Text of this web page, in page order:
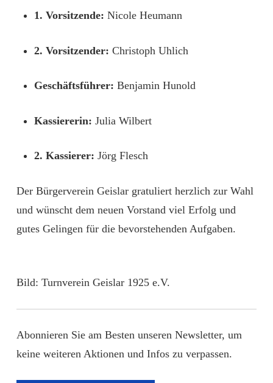
1. Vorsitzende: Nicole Heumann
2. Vorsitzender: Christoph Uhlich
Geschäftsführer: Benjamin Hunold
Kassiererin: Julia Wilbert
2. Kassierer: Jörg Flesch
Der Bürgerverein Geislar gratuliert herzlich zur Wahl
und wünscht dem neuen Vorstand viel Erfolg und
gutes Gelingen für die bevorstehenden Aufgaben.
Bild: Turnverein Geislar 1925 e.V.
Abonnieren Sie am Besten unseren Newsletter, um
keine weiteren Aktionen und Infos zu verpassen.